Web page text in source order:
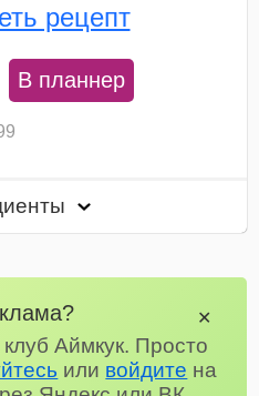
рецепт
В планнер
Аймкук. Просто
или войдите на
✕